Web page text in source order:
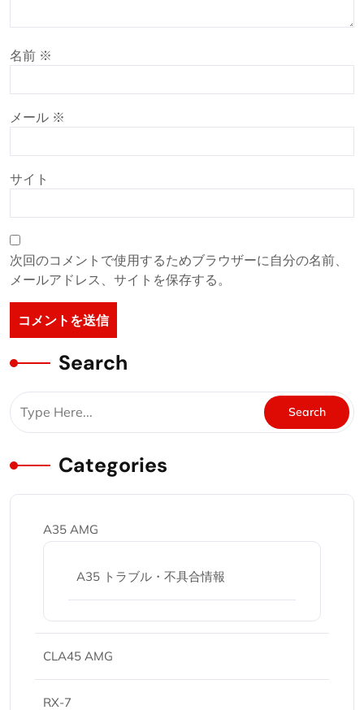
名前 ※
メール ※
サイト
次回のコメントで使用するためブラウザーに自分の名前、
メールアドレス、サイトを保存する。
Search
Categories
A35 AMG
A35 トラブル・不具合情報
CLA45 AMG
RX-7